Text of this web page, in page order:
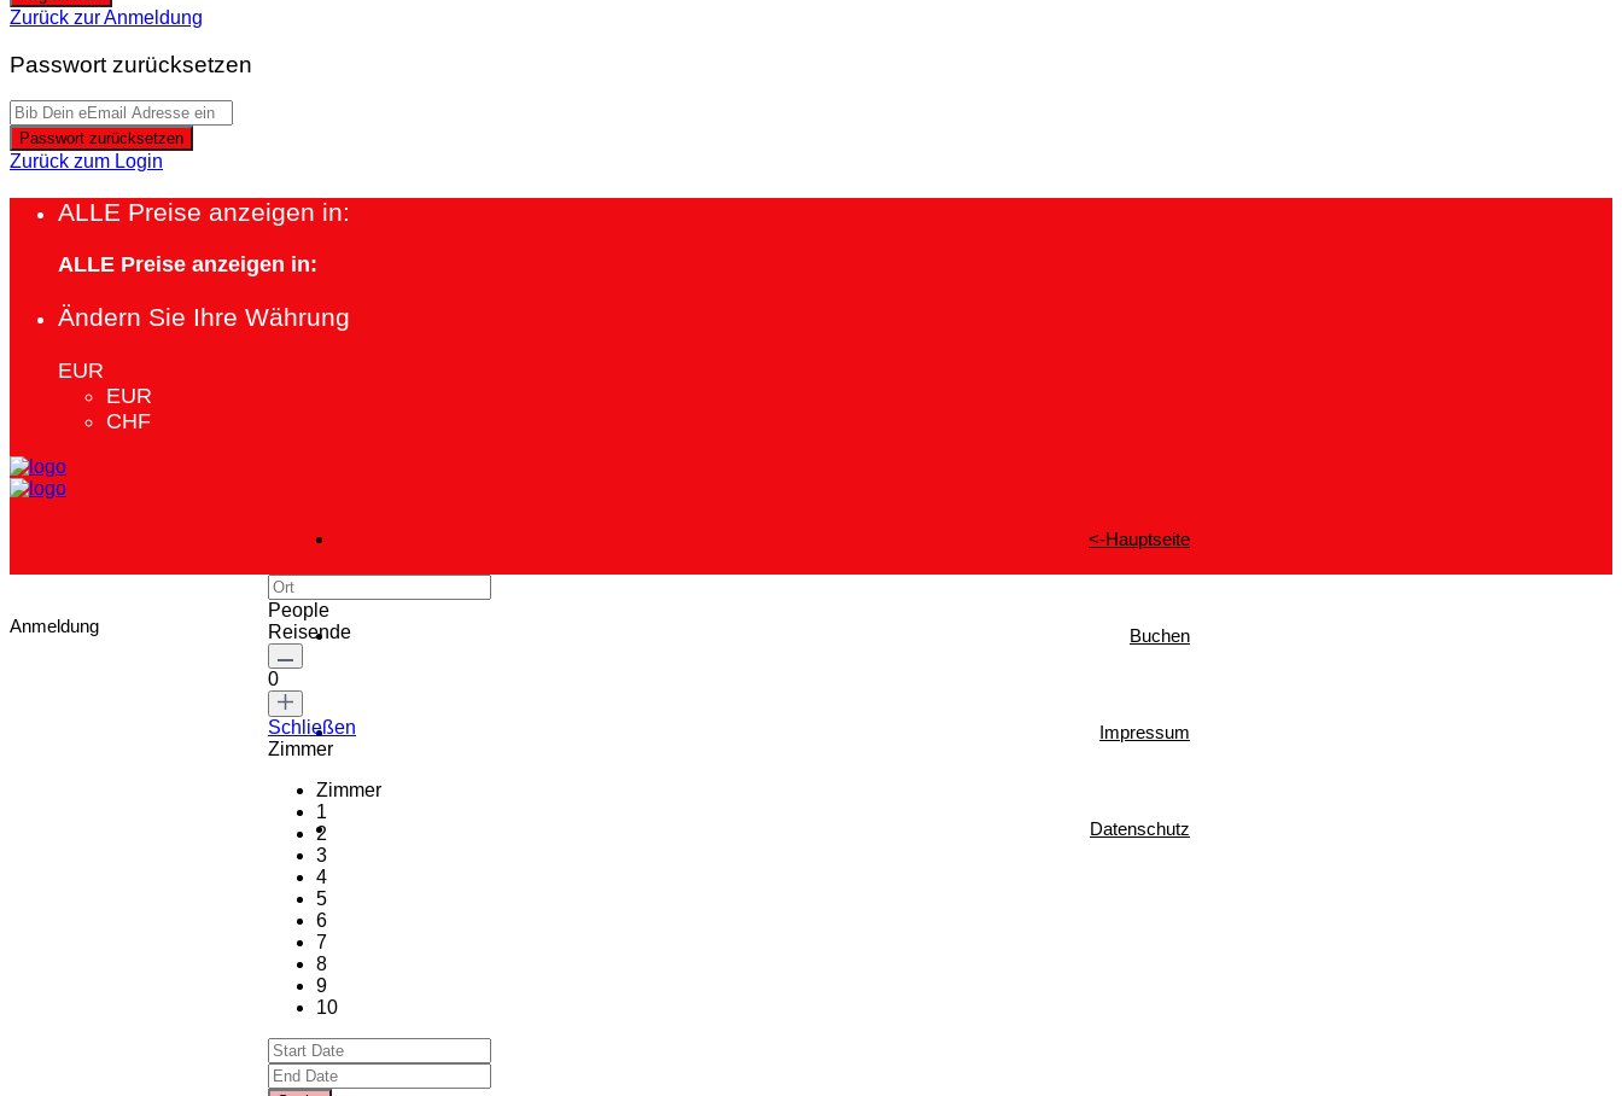
Zurück zur Anmeldung
Passwort zurücksetzen
Passwort zurücksetzen
Zurück zum Login
ALLE Preise anzeigen in:
ALLE Preise anzeigen in:
Ändern Sie Ihre Währung
EUR
EUR
CHF
<-Hauptseite
Buchen
Impressum
Datenschutz
Anmeldung
People
Reisende
0
Schließen
Zimmer
Zimmer
1
2
3
4
5
6
7
8
9
10